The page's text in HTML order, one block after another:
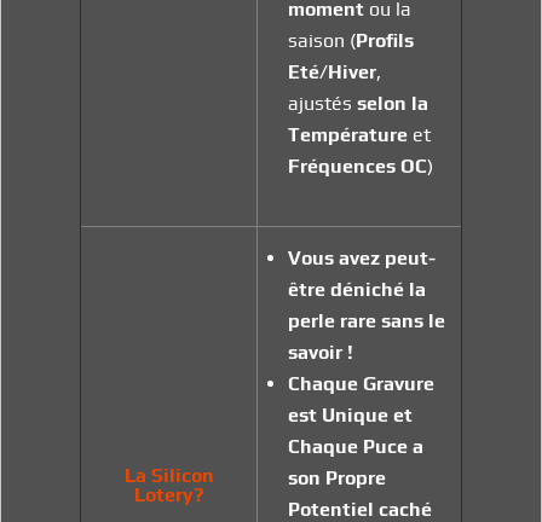
moment ou la
saison (Profils
Eté/Hiver,
ajustésselon la
Température et
Fréquences OC)
La Silicon
Lotery?
Vous avez peut-
être déniché la
perle rare sans le
savoir !
Chaque Gravure
est Unique et
Chaque Puce a
son Propre
Potentiel caché